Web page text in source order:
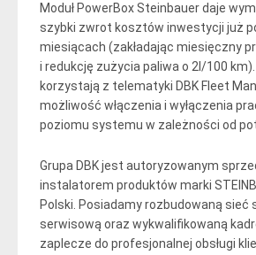
Moduł PowerBox Steinbauer daje
szybki zwrot kosztów inwestycji już
miesiącach (zakładając miesięczny
i redukcję zużycia paliwa o 2l/100
korzystają z telematyki DBK Fleet
możliwość włączenia i wyłączenia
poziomu systemu w zależności od
Grupa DBK jest autoryzowanym
instalatorem produktów marki
Polski. Posiadamy rozbudowaną sieć
serwisową oraz wykwalifikowaną
zaplecze do profesjonalnej obsługi